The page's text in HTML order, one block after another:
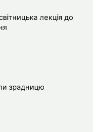
лекція до
зрадницю